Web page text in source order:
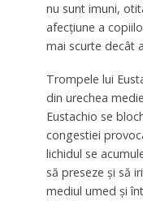
nu sunt imuni,
afecțiune a
mai scurte decât
Trompele lui
din urechea
Eustachio se
congestiei
lichidul se
să preseze și să
mediul umed și